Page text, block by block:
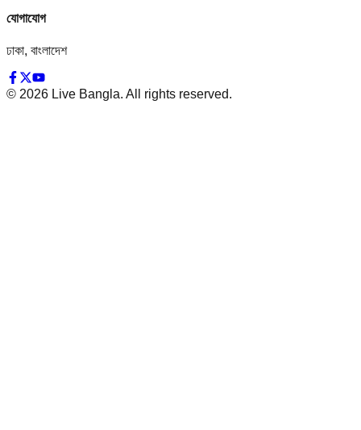
যোগাযোগ
ঢাকা, বাংলাদেশ
© 2026 Live Bangla. All rights reserved.